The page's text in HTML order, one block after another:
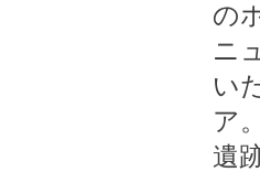
の
ニ
い
ア。
遺